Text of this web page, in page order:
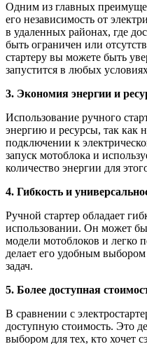
Одним из главных
его независимость от
в удаленных районах, где
быть ограничен или
стартеру вы можете быть
запустится в любых
3. Экономия энергии и
Использование ручного
энергию и ресурсы, так как
подключении к
запуск мотоблока и
количество энергии для
4. Гибкость и
Ручной стартер обладает
использовании. Он может
модели мотоблоков и легко
делает его удобным
задач.
5. Более доступная
В сравнении с
доступную стоимость. Это
выбором для тех, кто хочет